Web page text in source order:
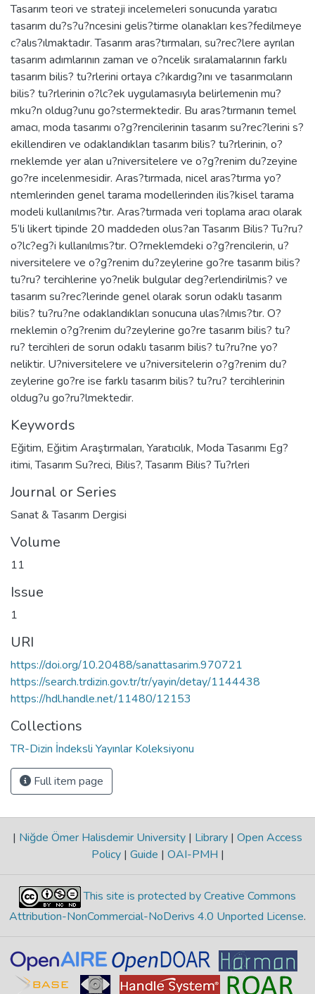
Tasarım teori ve strateji incelemeleri sonucunda yaratıcı
tasarım du?s?u?ncesini gelis?tirme olanakları kes?fedilmeye
c?alıs?ılmaktadır. Tasarım aras?tırmaları, su?rec?lere ayrılan
tasarım adımlarının zaman ve o?ncelik sıralamalarının farklı
tasarım bilis? tu?rlerini ortaya c?ıkardıg?ını ve tasarımcıların
bilis? tu?rlerinin o?lc?ek uygulamasıyla belirlemenin mu?
mku?n oldug?unu go?stermektedir. Bu aras?tırmanın temel
amacı, moda tasarımı o?g?rencilerinin tasarım su?rec?lerini s?
ekillendiren ve odaklandıkları tasarım bilis? tu?rlerinin, o?
rneklemde yer alan u?niversitelere ve o?g?renim du?zeyine
go?re incelenmesidir. Aras?tırmada, nicel aras?tırma yo?
ntemlerinden genel tarama modellerinden ilis?kisel tarama
modeli kullanılmıs?tır. Aras?tırmada veri toplama aracı olarak
5’li likert tipinde 20 maddeden olus?an Tasarım Bilis? Tu?ru?
o?lc?eg?i kullanılmıs?tır. O?rneklemdeki o?g?rencilerin, u?
niversitelere ve o?g?renim du?zeylerine go?re tasarım bilis?
tu?ru? tercihlerine yo?nelik bulgular deg?erlendirilmis? ve
tasarım su?rec?lerinde genel olarak sorun odaklı tasarım
bilis? tu?ru?ne odaklandıkları sonucuna ulas?ılmıs?tır. O?
rneklemin o?g?renim du?zeylerine go?re tasarım bilis? tu?
ru? tercihleri de sorun odaklı tasarım bilis? tu?ru?ne yo?
neliktir. U?niversitelere ve u?niversitelerin o?g?renim du?
zeylerine go?re ise farklı tasarım bilis? tu?ru? tercihlerinin
oldug?u go?ru?lmektedir.
Keywords
Eğitim, Eğitim Araştırmaları, Yaratıcılık, Moda Tasarımı Eg?
itimi,Tasarım Su?reci, Bilis?,Tasarım Bilis? Tu?rleri
Journal or Series
Sanat & Tasarım Dergisi
Volume
11
Issue
1
URI
https://doi.org/10.20488/sanattasarim.970721
https://search.trdizin.gov.tr/tr/yayin/detay/1144438
https://hdl.handle.net/11480/12153
Collections
TR-Dizin İndeksli Yayınlar Koleksiyonu
Full item page
| Niğde Ömer Halisdemir University | Library | Open Access
Policy | Guide | OAI-PMH |
This site is protected by Creative Commons
Attribution-NonCommercial-NoDerivs 4.0 Unported License.